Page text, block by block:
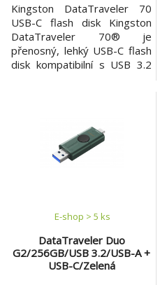
Kingston DataTraveler 70
USB-C flash disk Kingston
DataTraveler 70® je
přenosný, lehký USB-C flash
disk kompatibilní s USB 3.2
telefony. Kapacita: 256GB
Rozhraní: USB-C Barva: černá
Rozměry: 59x18,5x9mm
DataTraveler Duo
G2/256GB/USB 3.2/USB-A +
USB-C/Zelená
E-shop > 5 ks